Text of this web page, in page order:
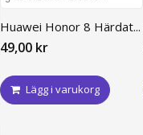
Huawei Honor 8 Härdat...
49,00 kr
Lägg i varukorg